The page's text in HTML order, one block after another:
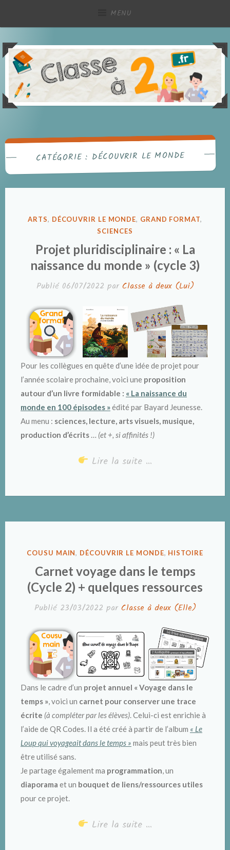
principal
MENU
Classe à deux
Partage de ressources pédagogiques, à deux !
CATÉGORIE : DÉCOUVRIR LE MONDE
PUBLIÉ
ARTS, DÉCOUVRIR LE MONDE, GRAND FORMAT,
SCIENCES
Projet pluridisciplinaire : « La
naissance du monde » (cycle 3)
Publié 06/07/2022 par Classe à deux (Lui)
Pour les collègues en quête d’une idée de projet pour
l’année scolaire prochaine, voici une proposition
autour d’un livre formidable : « La naissance du
monde en 100 épisodes »édité par Bayard Jeunesse.
Au menu : sciences, lecture, arts visuels, musique,
production d’écrits … (et +, si affinités !)
Lire la suite …
PUBLIÉ
COUSU MAIN, DÉCOUVRIR LE MONDE, HISTOIRE
Carnet voyage dans le temps
(Cycle 2) + quelques ressources
Publié 23/03/2022 par Classe à deux (Elle)
Dans le cadre d’un projet annuel « Voyage dans le
temps », voici un carnet pour conserver une trace
écrite (à compléter par les élèves). Celui-ci est enrichie à
l’aide de QR Codes. Il a été créé à partir de l’album « Le
Loup qui voyageait dans le temps » mais peut très bien
être utilisé sans.
Je partage également ma programmation, un
diaporama et un bouquet de liens/ressources utiles
pour ce projet.
Lire la suite …